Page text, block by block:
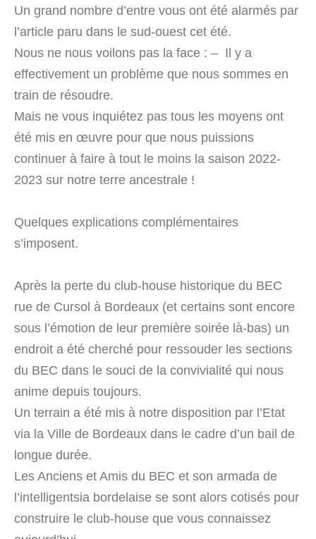
Un grand nombre d’entre vous ont été alarmés par
l’article paru dans le sud-ouest cet été.
Nous ne nous voilons pas la face : – Il y a
effectivement un problème que nous sommes en
train de résoudre.
Mais ne vous inquiétez pas tous les moyens ont
été mis en œuvre pour que nous puissions
continuer à faire à tout le moins la saison 2022-
2023 sur notre terre ancestrale !
Quelques explications complémentaires
s’imposent.
Après la perte du club-house historique du BEC
rue de Cursol à Bordeaux (et certains sont encore
sous l’émotion de leur première soirée là-bas) un
endroit a été cherché pour ressouder les sections
du BEC dans le souci de la convivialité qui nous
anime depuis toujours.
Un terrain a été mis à notre disposition par l’Etat
via la Ville de Bordeaux dans le cadre d’un bail de
longue durée.
Les Anciens et Amis du BEC et son armada de
l’intelligentsia bordelaise se sont alors cotisés pour
construire le club-house que vous connaissez